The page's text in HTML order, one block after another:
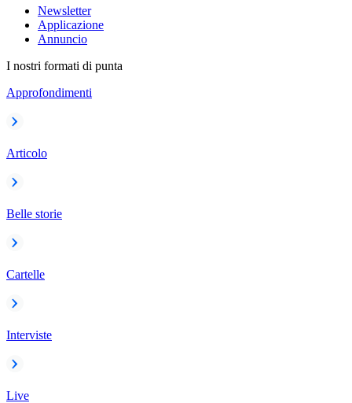
Newsletter
Applicazione
Annuncio
I nostri formati di punta
Approfondimenti
Articolo
Belle storie
Cartelle
Interviste
Live